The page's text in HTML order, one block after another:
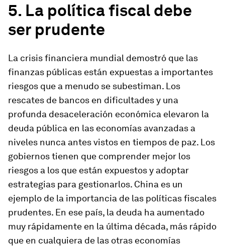
5. La política fiscal debe
ser prudente
La crisis financiera mundial demostró que las
finanzas públicas están expuestas a importantes
riesgos que a menudo se subestiman. Los
rescates de bancos en dificultades y una
profunda desaceleración económica elevaron la
deuda pública en las economías avanzadas a
niveles nunca antes vistos en tiempos de paz. Los
gobiernos tienen que comprender mejor los
riesgos a los que están expuestos y adoptar
estrategias para gestionarlos. China es un
ejemplo de la importancia de las políticas fiscales
prudentes. En ese país, la deuda ha aumentado
muy rápidamente en la última década, más rápido
que en cualquiera de las otras economías